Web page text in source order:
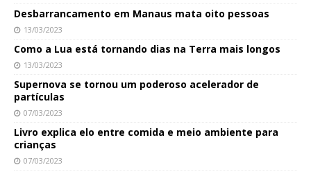
Desbarrancamento em Manaus mata oito pessoas
13/03/2023
Como a Lua está tornando dias na Terra mais longos
13/03/2023
Supernova se tornou um poderoso acelerador de
partículas
07/03/2023
Livro explica elo entre comida e meio ambiente para
crianças
07/03/2023